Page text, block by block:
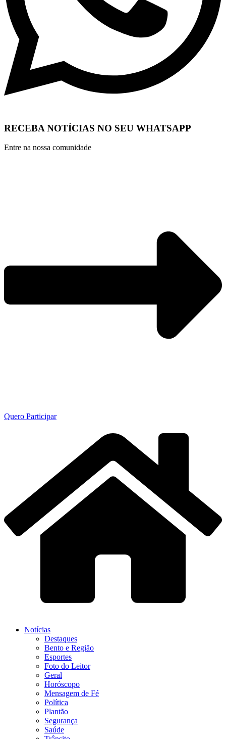
RECEBA NOTÍCIAS NO SEU WHATSAPP
Entre na nossa comunidade
Quero Participar
Notícias
Destaques
Bento e Região
Esportes
Foto do Leitor
Geral
Horóscopo
Mensagem de Fé
Política
Plantão
Segurança
Saúde